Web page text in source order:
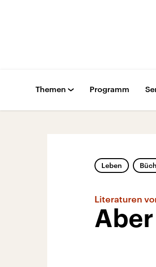
Themen Programm
Leben
Literaturen